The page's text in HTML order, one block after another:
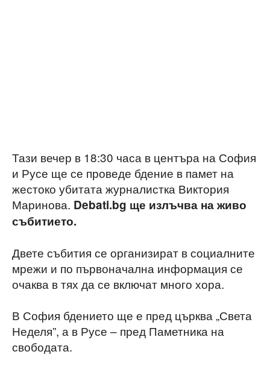
Тази вечер в 18:30 часа в центъра на София
и Русе ще се проведе бдение в памет на
жестоко убитата журналистка Виктория
Маринова. Debati.bg ще излъчва на живо
събитието.
Двете събития се организират в социалните
мрежи и по първоначална информация се
очаква в тях да се включат много хора.
В София бдението ще е пред църква „Света
Неделя”, а в Русе – пред Паметника на
свободата.